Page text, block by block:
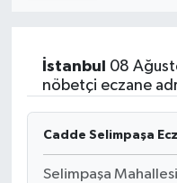
İstanbul
08
nöbetçi eczane
Cadde Selimpaşa
Selimpaşa
Teknoloji
TRABZONSPOR